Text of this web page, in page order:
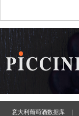
意大利葡萄酒数据库